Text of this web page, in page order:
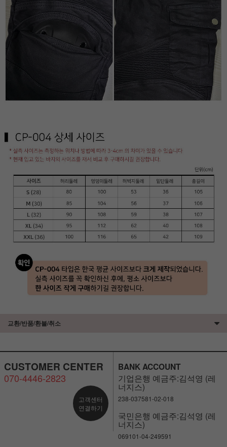
교환/반품/환불/취소
CUSTOMER CENTER
070-4446-2823
고객센터
연결하기
BANK ACCOUNT
기업은행 예금주:김석영 (레
너지스)
238-037581-02-018
국민은행 예금주:김석영 (레
너지스)
069101-04-249591